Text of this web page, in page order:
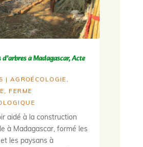
à Madagascar, Acte
| AGROÉCOLOGIE,
, FERME
aidé à la construction
à Madagascar, formé les
les paysans à